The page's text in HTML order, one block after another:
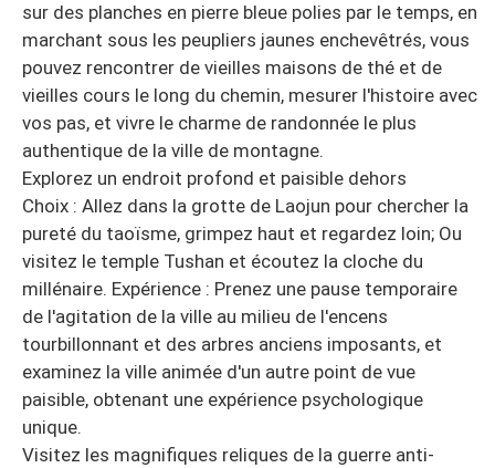
sur des planches en pierre bleue polies par le temps, en
marchant sous les peupliers jaunes enchevêtrés, vous
pouvez rencontrer de vieilles maisons de thé et de
vieilles cours le long du chemin, mesurer l'histoire avec
vos pas, et vivre le charme de randonnée le plus
authentique de la ville de montagne.
Explorez un endroit profond et paisible dehors
Choix : Allez dans la grotte de Laojun pour chercher la
pureté du taoïsme, grimpez haut et regardez loin; Ou
visitez le temple Tushan et écoutez la cloche du
millénaire. Expérience : Prenez une pause temporaire
de l'agitation de la ville au milieu de l'encens
tourbillonnant et des arbres anciens imposants, et
examinez la ville animée d'un autre point de vue
paisible, obtenant une expérience psychologique
unique.
Visitez les magnifiques reliques de la guerre anti-